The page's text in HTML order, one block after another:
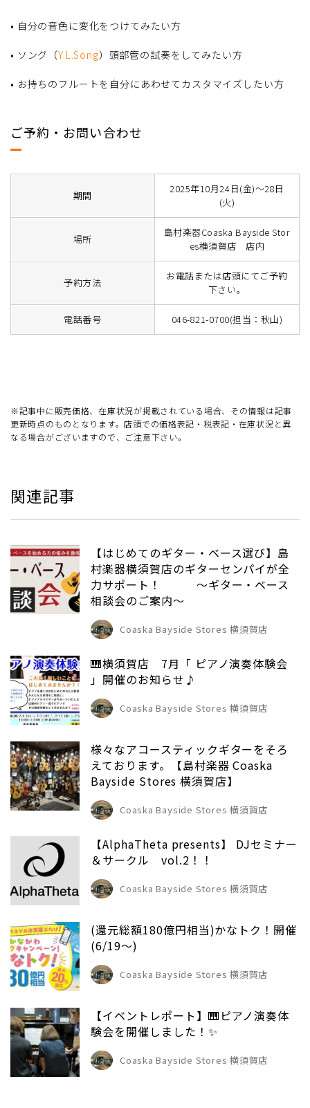
• 自分の音色に変化をつけてみたい方
• ソング（Y.L.Song）頭部管の試奏をしてみたい方
• お持ちのフルートを自分にあわせてカスタマイズしたい方
ご予約・お問い合わせ
期間
2025年10月24日(金)～28日
(火)
場所
島村楽器Coaska Bayside Stor
es横須賀店 店内
予約方法
お電話または店頭にてご予約
下さい。
電話番号 046-821-0700(担当：秋山)
※記事中に販売価格、在庫状況が掲載されている場合、その情報は記事
更新時点のものとなります。店頭での価格表記・税表記・在庫状況と異
なる場合がございますので、ご注意下さい。
関連記事
【はじめてのギター・ベース選び】島
村楽器横須賀店のギターセンパイが全
力サポート！ ～ギター・ベース
相談会のご案内～
Coaska Bayside Stores 横須賀店
🎹横須賀店 7月「 ピアノ演奏体験会
」開催のお知らせ♪
Coaska Bayside Stores 横須賀店
様々なアコースティックギターをそろ
えております。【島村楽器 Coaska
Bayside Stores 横須賀店】
Coaska Bayside Stores 横須賀店
【AlphaTheta presents】 DJセミナー
＆サークル vol.2！！
Coaska Bayside Stores 横須賀店
(還元総額180億円相当)かなトク！開催
(6/19～)
Coaska Bayside Stores 横須賀店
【イベントレポート】🎹ピアノ演奏体
験会を開催しました！✨
Coaska Bayside Stores 横須賀店